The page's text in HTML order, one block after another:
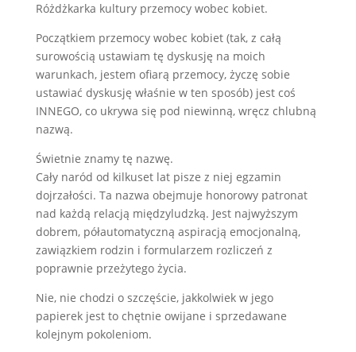
Różdżkarka kultury przemocy wobec kobiet.
Początkiem przemocy wobec kobiet (tak, z całą
surowością ustawiam tę dyskusję na moich
warunkach, jestem ofiarą przemocy, życzę sobie
ustawiać dyskusję właśnie w ten sposób) jest coś
INNEGO, co ukrywa się pod niewinną, wręcz chlubną
nazwą.
Świetnie znamy tę nazwę.
Cały naród od kilkuset lat pisze z niej egzamin
dojrzałości. Ta nazwa obejmuje honorowy patronat
nad każdą relacją międzyludzką. Jest najwyższym
dobrem, półautomatyczną aspiracją emocjonalną,
zawiązkiem rodzin i formularzem rozliczeń z
poprawnie przeżytego życia.
Nie, nie chodzi o szczęście, jakkolwiek w jego
papierek jest to chętnie owijane i sprzedawane
kolejnym pokoleniom.